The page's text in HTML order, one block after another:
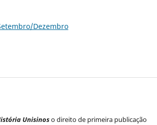
Dezembro
Unisinoso direito de primeira publicação